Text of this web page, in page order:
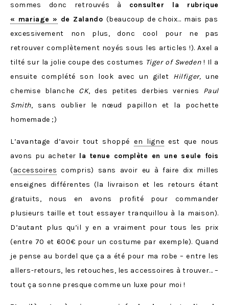
sommes donc retrouvés à consulter la rubrique
« mariage » de Zalando (beaucoup de choix… mais pas
excessivement non plus, donc cool pour ne pas
retrouver complètement noyés sous les articles !). Axel a
tilté sur la jolie coupe des costumes Tiger of Sweden! Il a
ensuite complété son look avec un gilet Hilfiger, une
chemise blanche CK, des petites derbies vernies Paul
Smith, sans oublier le nœud papillon et la pochette
homemade ;)
L’avantage d’avoir tout shoppé en ligne est que nous
avons pu acheter la tenue complète en une seule fois
(accessoires compris) sans avoir eu à faire dix milles
enseignes différentes (la livraison et les retours étant
gratuits, nous en avons profité pour commander
plusieurs taille et tout essayer tranquillou à la maison).
D’autant plus qu’il y en a vraiment pour tous les prix
(entre 70 et 600€ pour un costume par exemple). Quand
je pense au bordel que ça a été pour ma robe – entre les
allers-retours, les retouches, les accessoires à trouver… –
tout ça sonne presque comme un luxe pour moi !